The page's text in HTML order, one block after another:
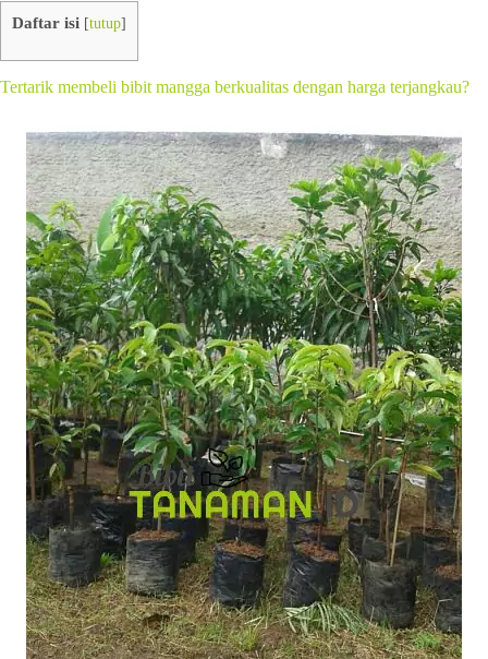
Daftar isi [tutup]
Tertarik membeli bibit mangga berkualitas dengan harga terjangkau?